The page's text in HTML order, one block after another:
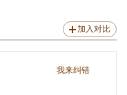
加入对比
我来纠错